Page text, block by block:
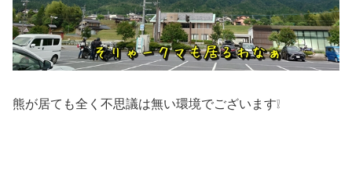
熊が居ても全く不思議は無い環境でございます❕